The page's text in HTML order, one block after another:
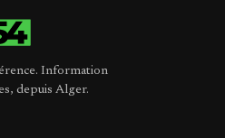
Information
depuis Alger.